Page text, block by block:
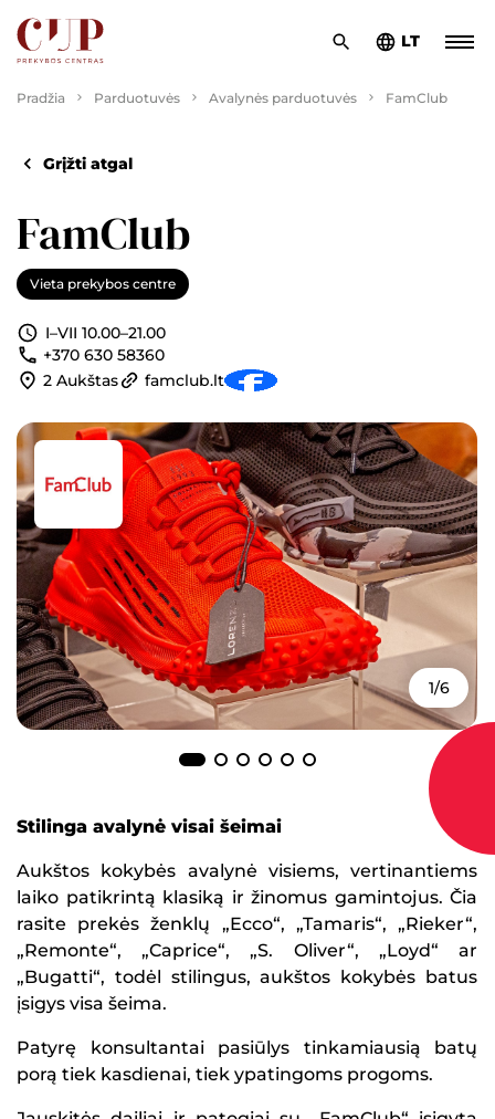
LT
Pradžia Parduotuvės Avalynės parduotuvės FamClub
Grįžti atgal
FamClub
Vieta prekybos centre
I–VII 10.00–21.00
+370 630 58360
2 Aukštas
famclub.lt
1/6
Stilinga avalynė visai šeimai
Aukštos kokybės avalynė visiems, vertinantiems
laiko patikrintą klasiką ir žinomus gamintojus. Čia
rasite prekės ženklų „Ecco“, „Tamaris“, „Rieker“,
„Remonte“, „Caprice“, „S. Oliver“, „Loyd“ ar
„Bugatti“, todėl stilingus, aukštos kokybės batus
įsigys visa šeima.
Patyrę konsultantai pasiūlys tinkamiausią batų
porą tiek kasdienai, tiek ypatingoms progoms.